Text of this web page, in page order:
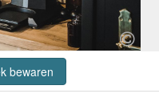
bewaren